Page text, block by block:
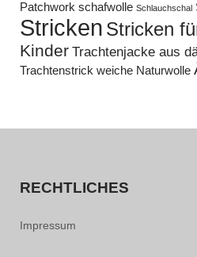
Patchwork schafwolle Schlauchschal
Stricken Stricken
Kinder Trachtenjacke aus
Trachtenstrick weiche Naturwolle
RECHTLICHES
Impressum